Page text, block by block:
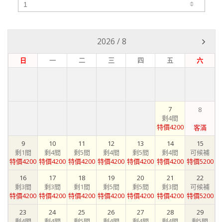
2026 /8
日 一 二 三 四 五 六
7
剩4間
特價4200
8
客滿
9
剩1間
特價4200
10
剩4間
特價4200
11
剩5間
特價4200
12
剩4間
特價4200
13
剩5間
特價4200
14
剩4間
特價4200
15
可候補
特價5200
16
剩3間
特價4200
17
剩3間
特價4200
18
剩1間
特價4200
19
剩5間
特價4200
20
剩5間
特價4200
21
剩3間
特價4200
22
可候補
特價5200
23
24
25
26
27
28
29